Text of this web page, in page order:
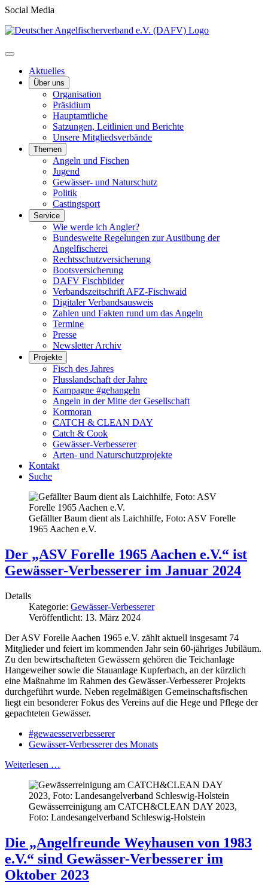
Social Media
Aktuelles
Über uns
Organisation
Präsidium
Hauptamtliche
Satzungen, Leitlinien und Berichte
Unsere Mitgliedsverbände
Themen
Angeln und Fischen
Jugend
Gewässer- und Naturschutz
Politik
Castingsport
Service
Wie werde ich Angler?
Bundesweite Regelungen zur Ausübung der
Angelfischerei
Rechtsschutzversicherung
Bootsversicherung
DAFV Fischbilder
Verbandszeitschrift AFZ-Fischwaid
Digitaler Verbandsausweis
Zahlen und Fakten rund um das Angeln
Termine
Presse
Newsletter Archiv
Projekte
Fisch des Jahres
Flusslandschaft der Jahre
Kampagne #gehangeln
Angeln in der Mitte der Gesellschaft
Kormoran
CATCH & CLEAN DAY
Catch & Cook
Gewässer-Verbesserer
Arten- und Naturschutzprojekte
Kontakt
Suche
Gefällter Baum dient als Laichhilfe, Foto: ASV Forelle
1965 Aachen e.V.
Der „ASV Forelle 1965 Aachen e.V.“ ist
Gewässer-Verbesserer im Januar 2024
Details
Kategorie: Gewässer-Verbesserer
Veröffentlicht: 13. März 2024
Der ASV Forelle Aachen 1965 e.V. zählt aktuell insgesamt 74
Mitglieder und feiert im kommenden Jahr sein 60-jähriges Jubiläum.
Zu den bewirtschafteten Gewässern gehören die Teichanlage
Hangeweiher sowie die Stauanlage Kupferbach, an der kürzlich
eine Maßnahme im Rahmen des Gewässer-Verbesserer Projekts
durchgeführt wurde. Neben regelmäßigen Gemeinschaftsfischen
liegt ein besonderer Fokus des Vereins auf die Hege und Pflege der
gepachteten Gewässer.
#gewaesserverbesserer
Gewässer-Verbesserer des Monats
Weiterlesen …
Gewässerreinigung am CATCH&CLEAN DAY 2023,
Foto: Landesangelverband Schleswig-Holstein
Die „Angelfreunde Weyhausen von 1983
e.V.“ sind Gewässer-Verbesserer im
Oktober 2023